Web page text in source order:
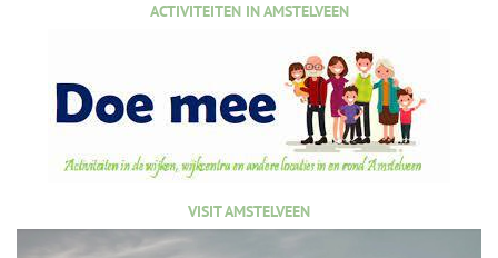
ACTIVITEITEN IN AMSTELVEEN
VISIT AMSTELVEEN